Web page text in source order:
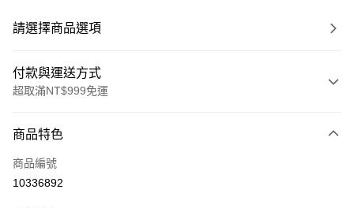
請選擇商品選項
付款與運送方式
超取滿NT$999免運
信用卡一次付款
信用卡分期付款
商品特色
商品編號
10336892